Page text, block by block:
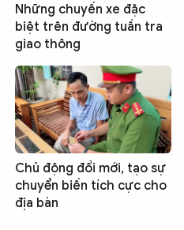
Những chuyến xe đặc
biệt trên đường tuần tra
giao thông
Chủ động đổi mới, tạo sự
chuyển biến tích cực cho
địa bàn